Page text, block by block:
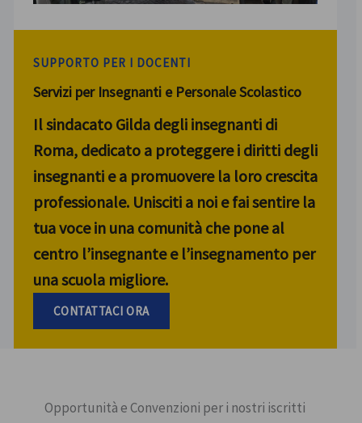
SUPPORTO PER I DOCENTI
Servizi per Insegnanti e Personale Scolastico
Il sindacato Gilda degli insegnanti di
Roma, dedicato a proteggere i diritti degli
insegnanti e a promuovere la loro crescita
professionale. Unisciti a noi e fai sentire la
tua voce in una comunità che pone al
centro l’insegnante e l’insegnamento per
una scuola migliore.
CONTATTACI ORA
Opportunità e Convenzioni per i nostri iscritti